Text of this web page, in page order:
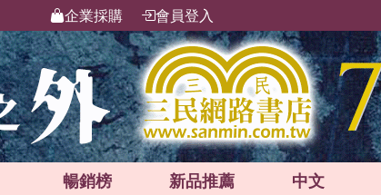
企業採購 會員登入
暢銷榜 新品推薦 中文